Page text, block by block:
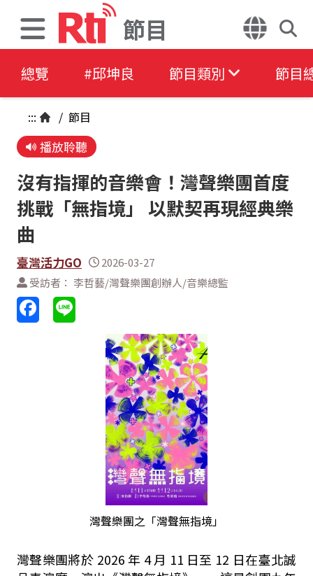
節目
總覽 #邱坤良 節目類別 節目
::: / 節目
播放聆聽
沒有指揮的音樂會！灣聲樂團首度
挑戰「無指境」 以默契再現經典樂
曲
臺灣活力GO
2026-03-27
受訪者： 李哲藝/灣聲樂團創辦人/音樂總監
灣聲樂團之「灣聲無指境」
灣聲樂團將於 2026年 4月 11 日至 12 日在臺北誠